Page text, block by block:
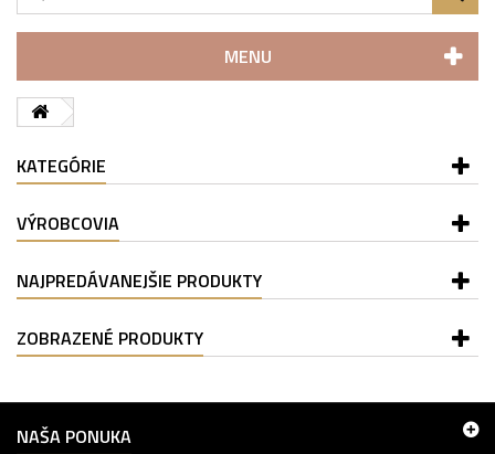
MENU
KATEGÓRIE
VÝROBCOVIA
NAJPREDÁVANEJŠIE PRODUKTY
ZOBRAZENÉ PRODUKTY
NAŠA PONUKA